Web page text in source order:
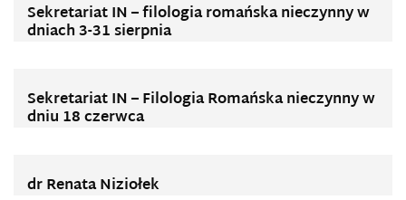
Sekretariat IN – filologia romańska nieczynny w
dniach 3-31 sierpnia
Sekretariat IN – Filologia Romańska nieczynny w
dniu 18 czerwca
dr Renata Niziołek